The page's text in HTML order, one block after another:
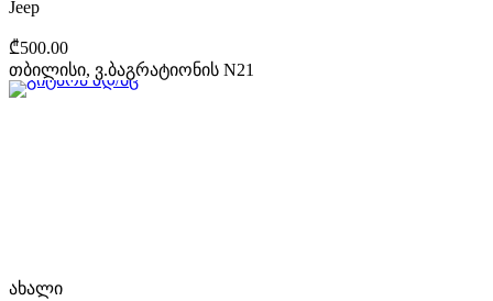
Jeep
₾500.00
თბილისი, ვ.ბაგრატიონის N21
ახალი